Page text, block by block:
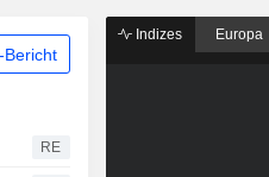
Bericht
RE
Indizes Europa